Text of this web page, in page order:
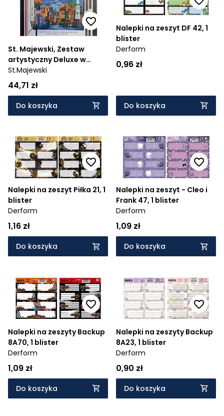
St. Majewski, Zestaw
artystyczny Deluxe w
drewnianej walizce Loozz -
53 el.
St.Majewski
44,71 zł
Do koszyka
Nalepki na zeszyt DF 42, 1
blister
Derform
0,96 zł
Do koszyka
Nalepki na zeszyt Piłka 21, 1
blister
Derform
1,16 zł
Do koszyka
Nalepki na zeszyt - Cleo i
Frank 47, 1 blister
Derform
1,09 zł
Do koszyka
Nalepki na zeszyty Backup
8A70, 1 blister
Derform
1,09 zł
Do koszyka
Nalepki na zeszyty Backup
8A23, 1 blister
Derform
0,90 zł
Do koszyka